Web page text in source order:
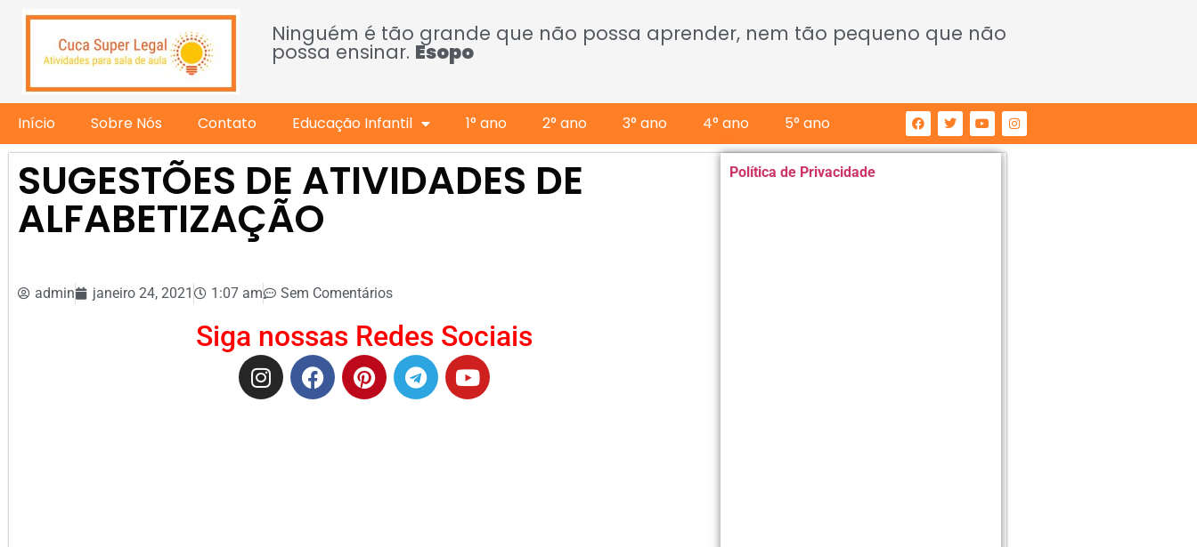
Ninguém é tão grande que não possa aprender, nem tão pequeno que não
possa ensinar. Esopo
Início Sobre Nós Contato Educação Infantil 1° ano 2° ano 3° ano 4° ano 5° ano
SUGESTÕES DE ATIVIDADES DE
ALFABETIZAÇÃO
admin janeiro 24, 2021 1:07 am Sem Comentários
Siga nossas Redes Sociais
Política de Privacidade